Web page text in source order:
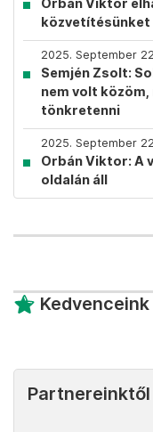
Orbán Viktor
közvetítésünket
2025. September
Semjén Zsolt:
nem volt
tönkretenni
2025. September
Orbán Viktor: A
oldalán áll
Kedvenceink
Partnereinktől